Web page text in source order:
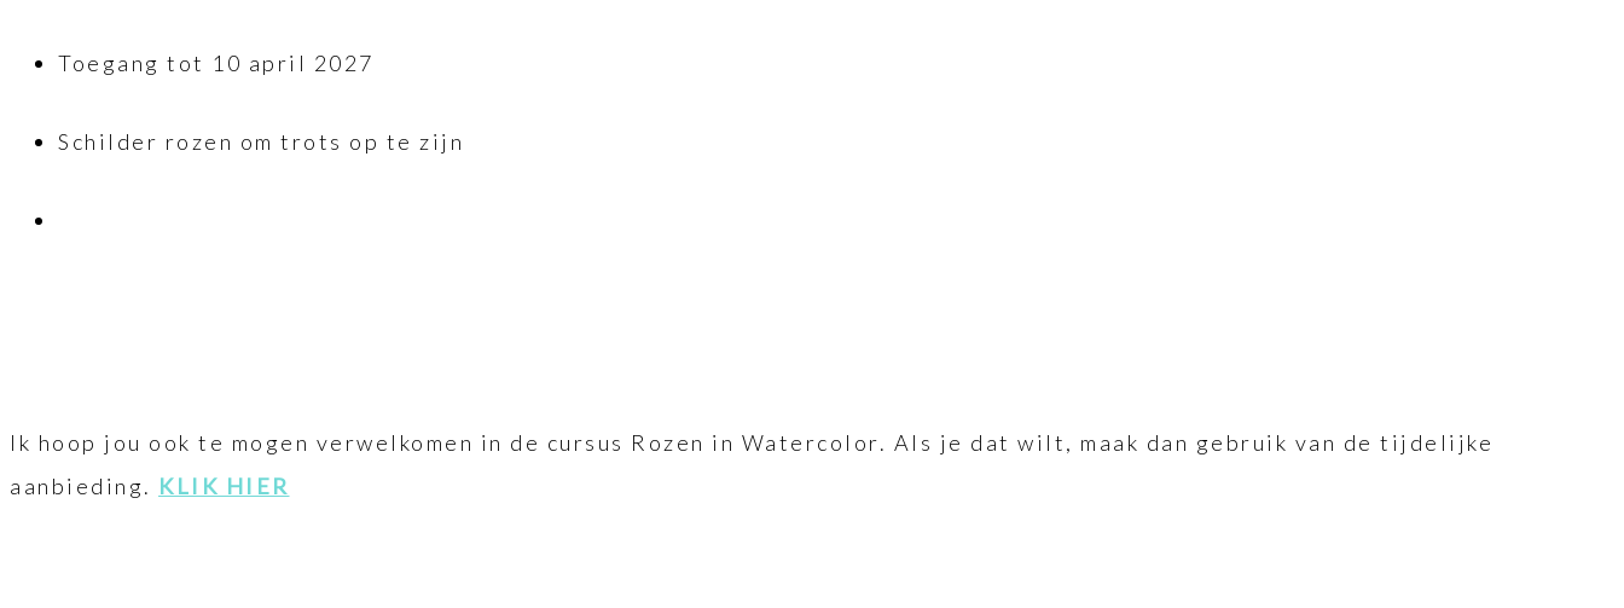
Toegang tot 10 april 2027
Schilder rozen om trots op te zijn
Ik hoop jou ook te mogen verwelkomen in de cursus Rozen in Watercolor. Als je dat wilt, maak dan gebruik van de tijdelijke
aanbieding. KLIK HIER